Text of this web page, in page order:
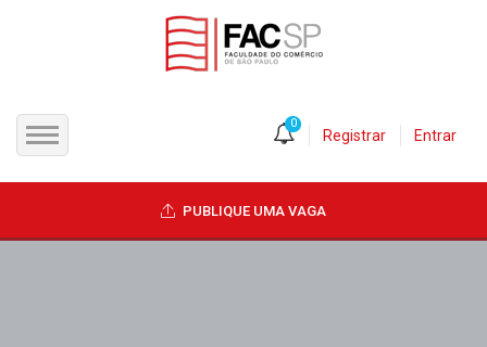
CANDIDATOS
0
Registrar Entrar
PUBLIQUE UMA VAGA